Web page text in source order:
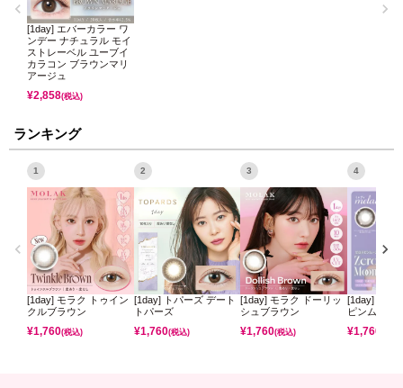
[1day] エバーカラー ワ
ンデー ナチュラル モイ
ストレーベル ユーブイ
カラコン ブラウンマリ
アージュ
¥2,858(税込)
ランキング
1
[1day] モラク トゥイン
クルブラウン
¥1,760(税込)
2
[1day] トパーズ デート
トパーズ
¥1,760(税込)
3
[1day] モラク ドーリッ
シュブラウン
¥1,760(税込)
4
[1day] ミレ
ピンムーン
¥1,760